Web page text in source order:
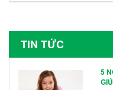
TIN TỨC
5